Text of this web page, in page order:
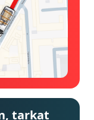
tarkat